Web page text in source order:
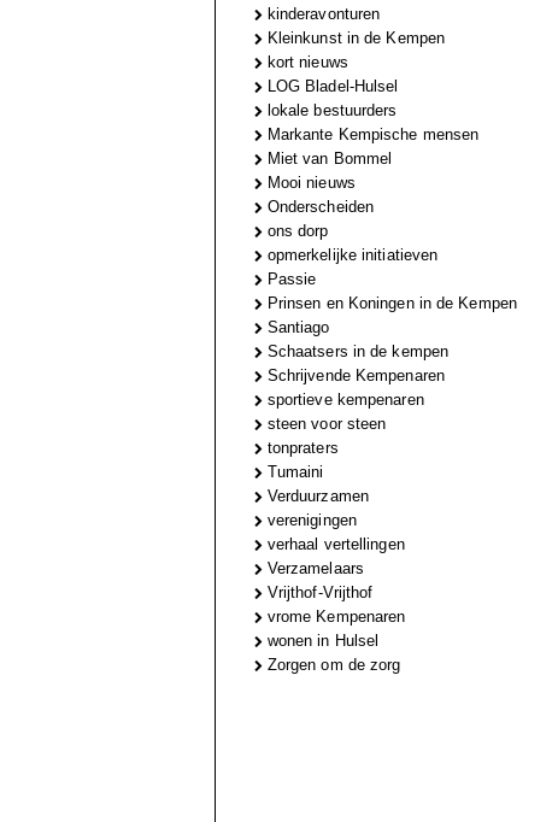
kinderavonturen
Kleinkunst in de Kempen
kort nieuws
LOG Bladel-Hulsel
lokale bestuurders
Markante Kempische mensen
Miet van Bommel
Mooi nieuws
Onderscheiden
ons dorp
opmerkelijke initiatieven
Passie
Prinsen en Koningen in de Kempen
Santiago
Schaatsers in de kempen
Schrijvende Kempenaren
sportieve kempenaren
steen voor steen
tonpraters
Tumaini
Verduurzamen
verenigingen
verhaal vertellingen
Verzamelaars
Vrijthof-Vrijthof
vrome Kempenaren
wonen in Hulsel
Zorgen om de zorg